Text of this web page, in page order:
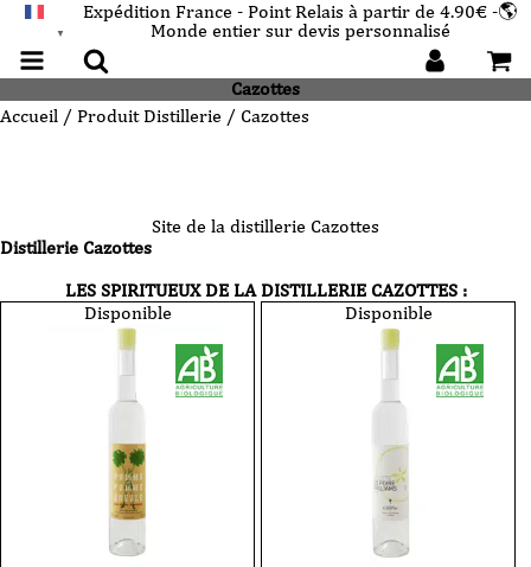
▼
Expédition France - Point Relais à partir de 4.90€ -🌎
Monde entier sur devis personnalisé
Cazottes
Accueil / Produit Distillerie / Cazottes
Site de la distillerie Cazottes
Distillerie Cazottes
LES SPIRITUEUX DE LA DISTILLERIE CAZOTTES:
Disponible
Disponible